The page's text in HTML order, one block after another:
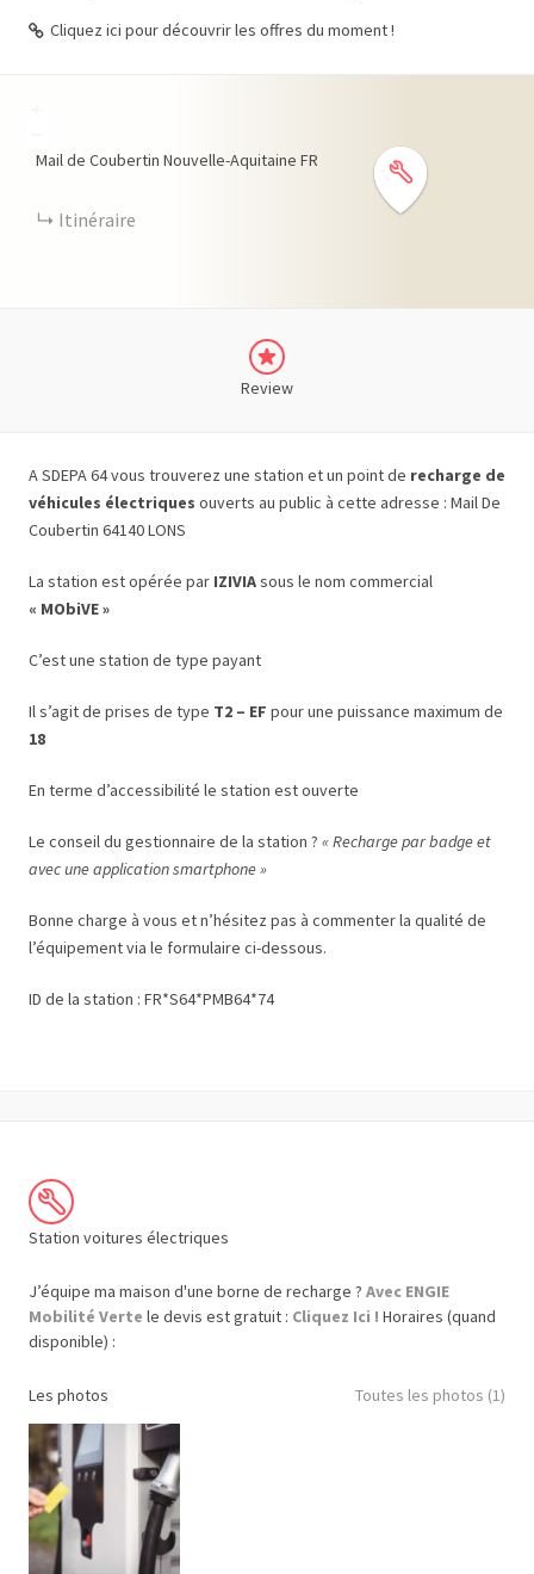
Cliquez ici pour découvrir les offres du moment !
Mail de Coubertin Nouvelle-Aquitaine FR
Itinéraire
Review
A SDEPA 64 vous trouverez une station et un point de recharge de
véhicules électriques ouverts au public à cette adresse : Mail De
Coubertin 64140 LONS
La station est opérée par IZIVIAsous le nom commercial
« MObiVE »
C’est une station de type payant
Il s’agit de prises de type T2 – EF pour une puissance maximum de
18
En terme d’accessibilité le station est ouverte
Le conseil du gestionnaire de la station ? « Recharge par badge et
avec une application smartphone »
Bonne charge à vous et n’hésitez pas à commenter la qualité de
l’équipement via le formulaire ci-dessous.
ID de la station : FR*S64*PMB64*74
Station voitures électriques
J’équipe ma maison d'une borne de recharge ? Avec ENGIE
Mobilité Verte le devis est gratuit : Cliquez Ici ! Horaires (quand
disponible) :
Les photos Toutes les photos (1)